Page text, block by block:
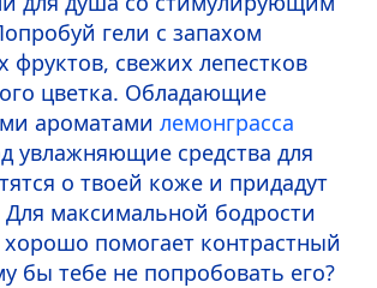
гели с запахом
фруктов, свежих лепестков
цветка. Обладающие
ароматами лемонграсса
увлажняющие средства для
о твоей коже и придадут
Для максимальной бодрости
хорошо помогает контрастный
бы тебе не попробовать его?